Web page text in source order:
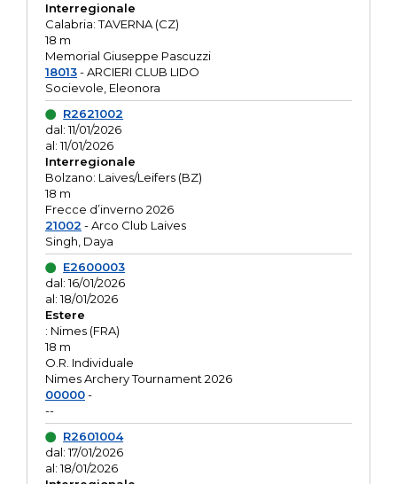
Interregionale
Calabria: TAVERNA (CZ)
18 m
Memorial Giuseppe Pascuzzi
18013- ARCIERI CLUB LIDO
Socievole, Eleonora
R2621002
dal: 11/01/2026
al: 11/01/2026
Interregionale
Bolzano: Laives/Leifers (BZ)
18 m
Frecce d’inverno 2026
21002 - Arco Club Laives
Singh, Daya
E2600003
dal: 16/01/2026
al: 18/01/2026
Estere
: Nimes (FRA)
18 m
O.R. Individuale
Nimes Archery Tournament 2026
00000-
--
R2601004
dal: 17/01/2026
al: 18/01/2026